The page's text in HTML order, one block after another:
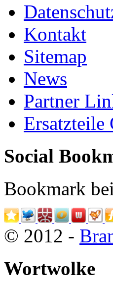
Kontakt
Sitemap
News
Partner
Ersatzteile
Social
Bookmark
© 2012 -
Wortwolke